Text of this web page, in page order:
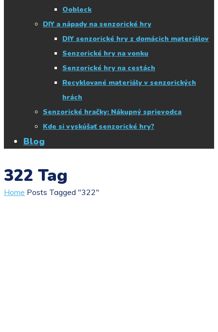
Oobleck
DIY a nápady na senzorické hry
DIY senzorické hry z domácich materiálov
Senzorické hry na vonku
Senzorické hry na cestách
Recyklované materiály v senzorických
hrách
Senzorické hračky: Nákupný sprievodca
Kde si vyskúšať senzorické hry?
Blog
322 Tag
Home Posts Tagged "322"